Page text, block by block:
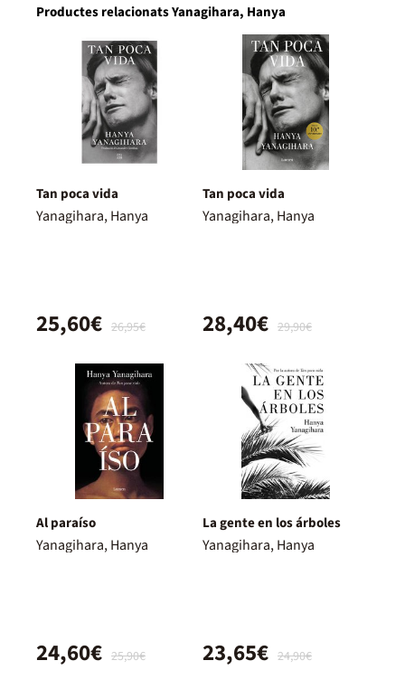
Productes relacionats Yanagihara, Hanya
Tan poca vida
Yanagihara, Hanya
26,95€
25,60€
Tan poca vida
Yanagihara, Hanya
29,90€
28,40€
Al paraíso
Yanagihara, Hanya
25,90€
24,60€
La gente en los árboles
Yanagihara, Hanya
24,90€
23,65€